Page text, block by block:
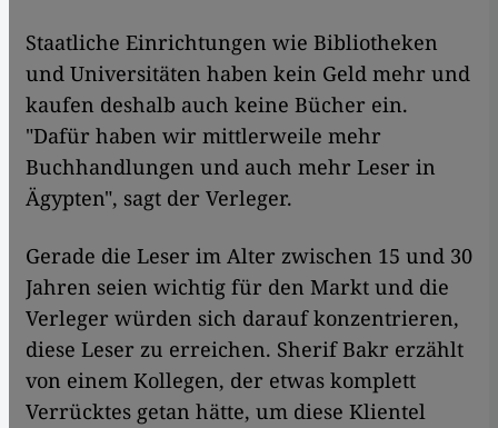
Staatliche Einrichtungen wie Bibliotheken
und Universitäten haben kein Geld mehr und
kaufen deshalb auch keine Bücher ein.
"Dafür haben wir mittlerweile mehr
Buchhandlungen und auch mehr Leser in
Ägypten", sagt der Verleger.
Gerade die Leser im Alter zwischen 15 und 30
Jahren seien wichtig für den Markt und die
Verleger würden sich darauf konzentrieren,
diese Leser zu erreichen. Sherif Bakr erzählt
von einem Kollegen, der etwas komplett
Verrücktes getan hätte, um diese Klientel